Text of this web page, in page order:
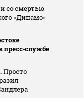
со смертью
«Динамо»
пресс‑службе
Просто